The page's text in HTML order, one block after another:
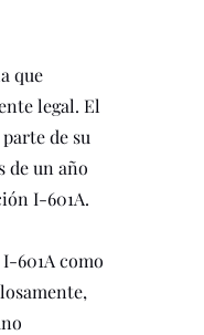
que
legal. El
de su
de un año
I-601A.
601A como